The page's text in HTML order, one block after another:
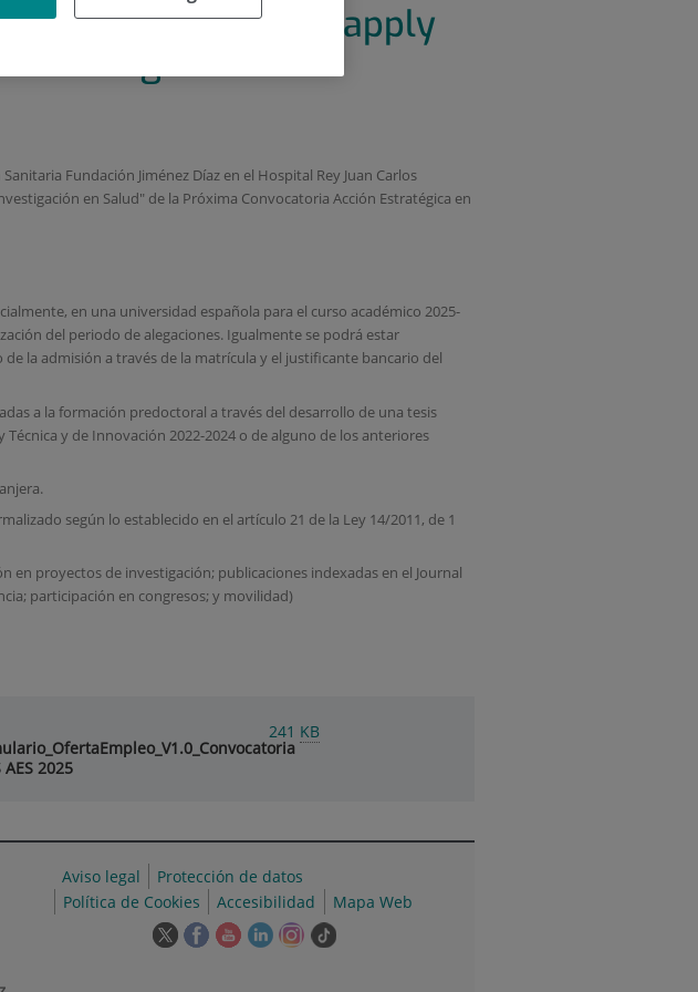
// Candidates to apply
contract
Fundación Jiménez Díaz en el Hospital Rey Juan Carlos
en Salud" de la Próxima Convocatoria Acción Estratégica en
en una universidad española para el curso académico 2025-
del periodo de alegaciones. Igualmente se podrá estar
la admisión a través de la matrícula y el justificante bancario del
a la formación predoctoral a través del desarrollo de una tesis
y de Innovación 2022-2024 o de alguno de los anteriores
según lo establecido en el artículo 21 de la Ley 14/2011, de 1
proyectos de investigación; publicaciones indexadas en el Journal
participación en congresos; y movilidad)
AES 2025
241 KB
Aviso legal
Protección de datos
Política de Cookies
Accesibilidad Mapa Web
EsteEste EsteEsteEsteEnlace